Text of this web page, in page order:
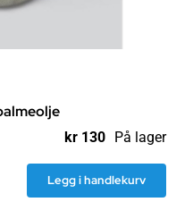
kr 130 På lager
Legg i handlekurv